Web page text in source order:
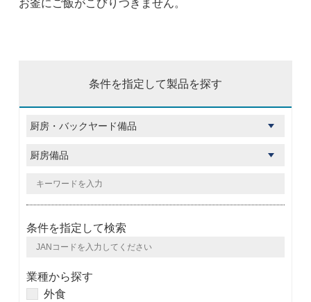
お釜にご飯がこびりつきません。
条件を指定して製品を探す
条件を指定して検索
業種から探す
外食